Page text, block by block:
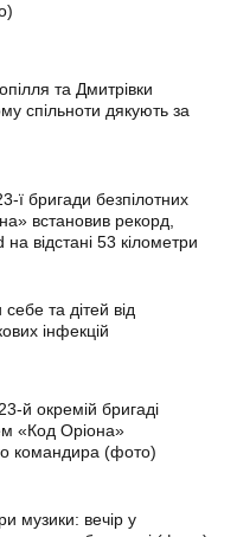
та Дмитрівки
спільноти дякують за
ї бригади безпілотних
встановив рекорд,
відстані 53 кілометри
себе та дітей від
інфекцій
й окремій бригаді
«Код Оріона»
командира (фото)
музики: вечір у